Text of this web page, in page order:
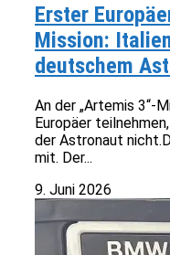
Erster
Mission:
deutschem
An der „Artemis 3“-
Europäer
der Astronaut
mit. Der...
9. Juni 2026